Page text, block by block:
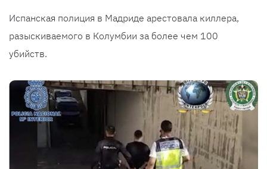
Испанская полиция в Мадриде арестовала киллера,
разыскиваемого в Колумбии за более чем 100
убийств.